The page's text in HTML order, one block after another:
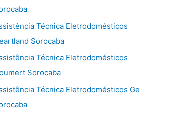
Técnica Eletrodomésticos
Sorocaba
Técnica Eletrodomésticos
Sorocaba
Técnica Eletrodomésticos Ge